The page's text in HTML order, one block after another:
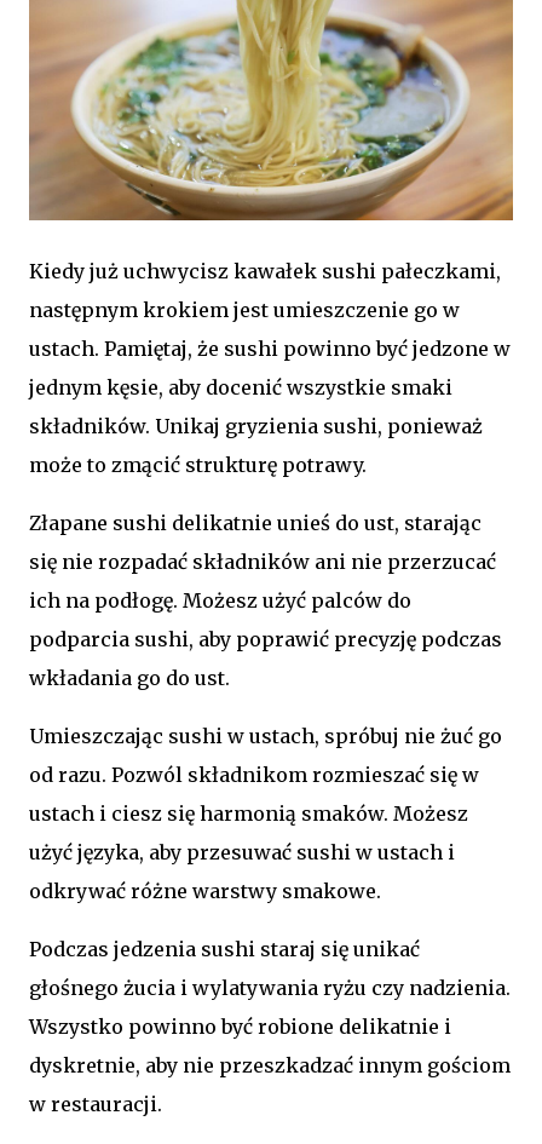
Kiedy już uchwycisz kawałek sushi pałeczkami,
następnym krokiem jest umieszczenie go w
ustach. Pamiętaj, że sushi powinno być jedzone w
jednym kęsie, aby docenić wszystkie smaki
składników. Unikaj gryzienia sushi, ponieważ
może to zmącić strukturę potrawy.
Złapane sushi delikatnie unieś do ust, starając
się nie rozpadać składników ani nie przerzucać
ich na podłogę. Możesz użyć palców do
podparcia sushi, aby poprawić precyzję podczas
wkładania go do ust.
Umieszczając sushi w ustach, spróbuj nie żuć go
od razu. Pozwól składnikom rozmieszać się w
ustach i ciesz się harmonią smaków. Możesz
użyć języka, aby przesuwać sushi w ustach i
odkrywać różne warstwy smakowe.
Podczas jedzenia sushi staraj się unikać
głośnego żucia i wylatywania ryżu czy nadzienia.
Wszystko powinno być robione delikatnie i
dyskretnie, aby nie przeszkadzać innym gościom
w restauracji.